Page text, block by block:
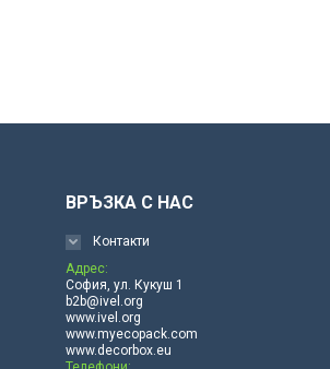
ВРЪЗКА С НАС
Контакти
Адрес:
София, ул. Кукуш 1
b2b@ivel.org
www.ivel.org
www.myecopack.com
www.decorbox.eu